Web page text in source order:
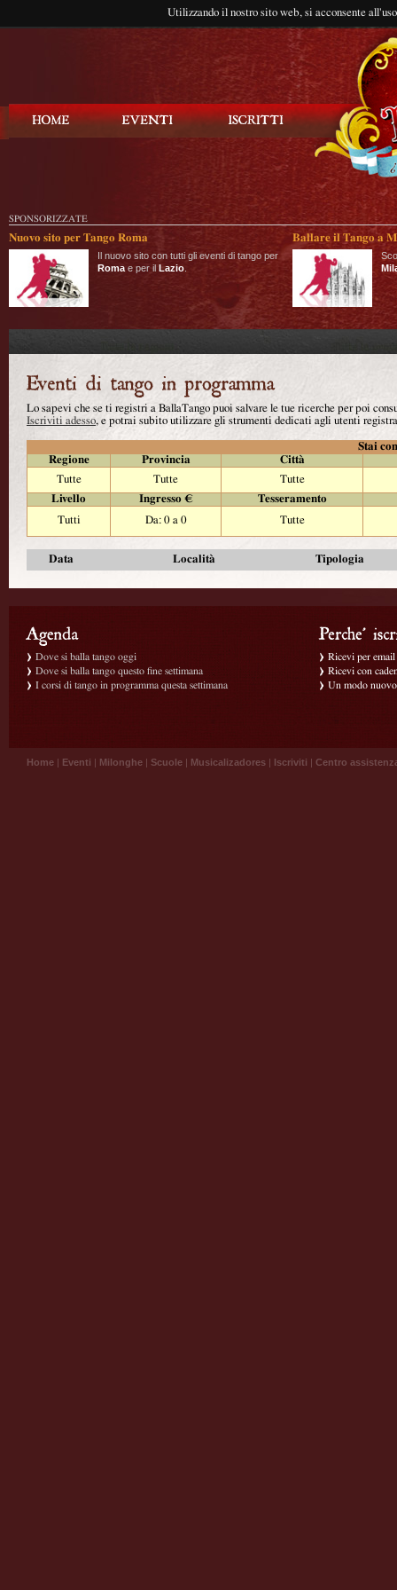
Utilizzando il nostro sito web, si acconsente
SPONSORIZZATE
Nuovo sito per Tango Roma
Il nuovo sito con tutti gli eventi di tango per
Roma e per il Lazio
Ballare il Tango a
Lo sapevi che se ti registri a BallaTango puoi salvare le tue ricerche per poi
Iscriviti adesso, e potrai subito utilizzare gli strumenti dedicati agli utenti
Stai
Regione
Provincia
Città
Tutte
Tutte
Tutte
Livello
Ingresso €
Tesseramento
Tutti
Da: 0 a 0 Tutte
Data Località Tipologia
Dove si balla tango oggi
Dove si balla tango questo fine settimana
I corsi di tango in programma questa settimana
Ricevi per
Ricevi con
Un modo
Home | Eventi | Milonghe | Scuole | Musicalizadores | Iscriviti | Centro